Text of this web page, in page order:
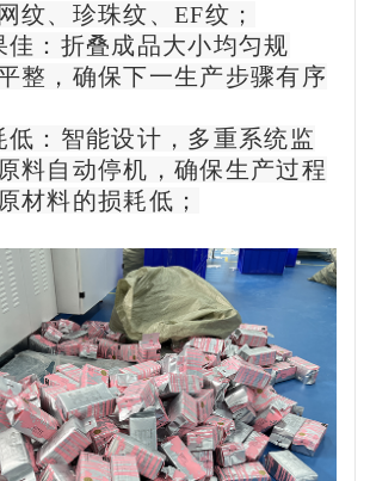
纹、珍珠纹、EF纹；
佳：折叠成品大小均匀规
整，确保下一生产步骤有序
低：智能设计，多重系统监
料自动停机，确保生产过程
材料的损耗低；